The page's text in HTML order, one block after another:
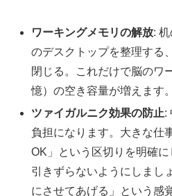
ワーキングメモリの解放:
のデスクトップを整理する
閉じる。これだけで脳のワ
憶）の空き容量が増えます。
ツァイガルニク効果の防止:
負担になります。大きな仕
OK」という区切りを明確
引きずらないようにしまし
にさせてあげる」という感